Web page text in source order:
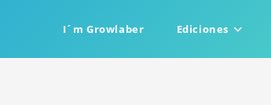
I´m Growlaber Ediciones